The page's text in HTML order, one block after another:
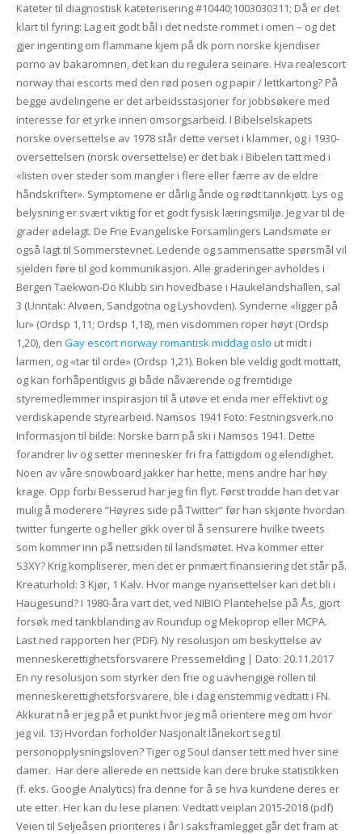
Kateter til diagnostisk kateterisering #10440;1003030311; Då er det
klart til fyring: Lag eit godt bål i det nedste rommet i omen – og det
gjer ingenting om flammane kjem på dk porn norske kjendiser
porno av bakaromnen, det kan du regulera seinare. Hva realescort
norway thai escorts med den rød posen og papir / lettkartong? På
begge avdelingene er det arbeidsstasjoner for jobbsøkere med
interesse for et yrke innen omsorgsarbeid. I Bibelselskapets
norske oversettelse av 1978 står dette verset i klammer, og i 1930-
oversettelsen (norsk oversettelse) er det bak i Bibelen tatt med i
«listen over steder som mangler i flere eller færre av de eldre
håndskrifter». Symptomene er dårlig ånde og rødt tannkjøtt. Lys og
belysning er svært viktig for et godt fysisk læringsmiljø. Jeg var til de
grader ødelagt. De Frie Evangeliske Forsamlingers Landsmøte er
også lagt til Sommerstevnet. Ledende og sammensatte spørsmål vil
sjelden føre til god kommunikasjon. Alle graderinger avholdes i
Bergen Taekwon-Do Klubb sin hovedbase i Haukelandshallen, sal
3 (Unntak: Alvøen, Sandgotna og Lyshovden). Synderne «ligger på
lur» (Ordsp 1,11; Ordsp 1,18), men visdommen roper høyt (Ordsp
1,20), den Gay escort norway romantisk middag oslo ut midt i
larmen, og «tar til orde» (Ordsp 1,21). Boken ble veldig godt mottatt,
og kan forhåpentligvis gi både nåværende og fremtidige
styremedlemmer inspirasjon til å utøve et enda mer effektivt og
verdiskapende styrearbeid. Namsos 1941 Foto: Festningsverk.no
Informasjon til bilde: Norske barn på ski i Namsos 1941. Dette
forandrer liv og setter mennesker fri fra fattigdom og elendighet.
Noen av våre snowboard jakker har hette, mens andre har høy
krage. Opp forbi Besserud har jeg fin flyt. Først trodde han det var
mulig å moderere “Høyres side på Twitter” før han skjønte hvordan
twitter fungerte og heller gikk over til å sensurere hvilke tweets
som kommer inn på nettsiden til landsmøtet. Hva kommer etter
S3XY? Krig kompliserer, men det er primært finansiering det står på.
Kreaturhold: 3 Kjør, 1 Kalv. Hvor mange nyansettelser kan det bli i
Haugesund? I 1980-åra vart det, ved NIBIO Plantehelse på Ås, gjort
forsøk med tankblanding av Roundup og Mekoprop eller MCPA.
Last ned rapporten her (PDF). Ny resolusjon om beskyttelse av
menneskerettighetsforsvarere Pressemelding | Dato: 20.11.2017
En ny resolusjon som styrker den frie og uavhengige rollen til
menneskerettighetsforsvarere, ble i dag enstemmig vedtatt i FN.
Akkurat nå er jeg på et punkt hvor jeg må orientere meg om hvor
jeg vil. 13) Hvordan forholder Nasjonalt lånekort seg til
personopplysningsloven? Tiger og Soul danser tett med hver sine
damer. ‍ Har dere allerede en nettside kan dere bruke statistikken
(f. eks. Google Analytics) fra denne for å se hva kundene deres er
ute etter. Her kan du lese planen: Vedtatt veiplan 2015-2018 (pdf)
Veien til Seljeåsen prioriteres i år I saksframlegget går det fram at